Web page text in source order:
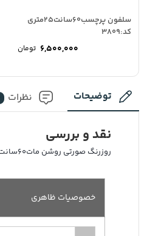
سلفون پرچسب60سانت25متری
کد:3809
6,500,000 تومان
توضیحات نظرات
نقد و بررسی
روزرنگ صورتی روشن مات60سانت25متری کد:6030
خصوصیات ظاهری